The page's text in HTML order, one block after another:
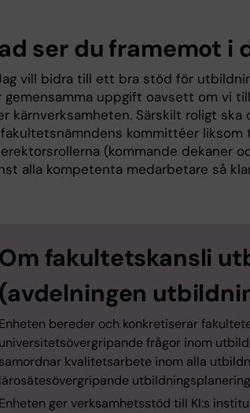
ser du framemot i
vill bidra till ett bra stöd för
gemensamma uppgift oavsett om vi
kärnverksamheten. Särskilt roligt
kommittéer liksom
(kommande dekaner
alla kompetenta medarbetare så
Om fakultetskansli
(avdelningen
Enheten bereder och konkretiserar
universitetsövergripande frågor inom
samordnar kvalitetsarbete inom alla
lärosätesövergripande
Enheten ger verksamhetsstöd till KI:s